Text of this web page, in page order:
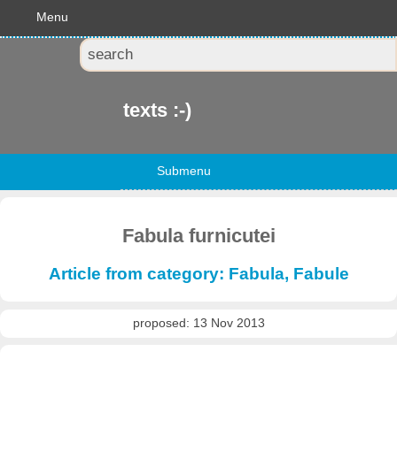
Menu
texts :-)
Submenu
Fabula furnicutei
Article from category: Fabula, Fabule
proposed: 13 Nov 2013